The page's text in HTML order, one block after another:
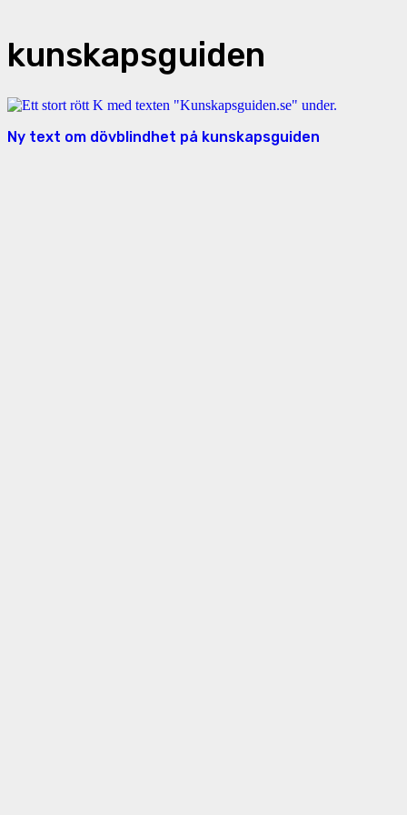
kunskapsguiden
Ny text om dövblindhet på kunskapsguiden